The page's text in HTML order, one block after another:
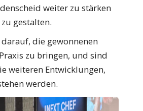
weiter zu stärken
gestalten.
die gewonnenen
zu bringen, und sind
weiteren Entwicklungen,
werden.